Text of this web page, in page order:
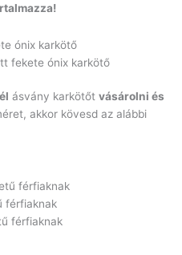
ónix karkötő
fekete ónix karkötő
ásvány karkötőt vásárolni és
akkor kövesd az alábbi
férfiaknak
férfiaknak
férfiaknak